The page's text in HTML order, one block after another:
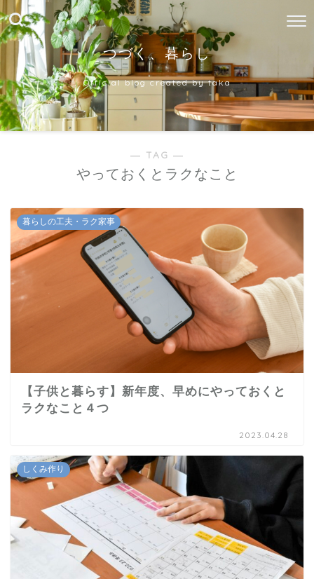
つづく、暮らし
Official blog created by taka
― TAG ―
やっておくとラクなこと
暮らしの工夫・ラク家事
【子供と暮らす】新年度、早めにやっておくと
ラクなこと４つ
2023.04.28
しくみ作り